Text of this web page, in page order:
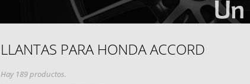
LLANTAS PARA HONDA ACCORD
Hay 189 productos.